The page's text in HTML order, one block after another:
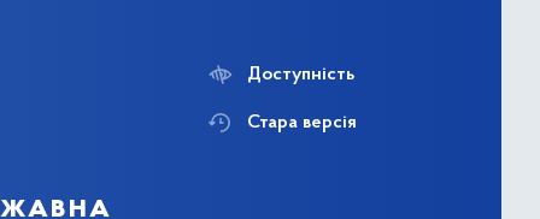
Доступність
Стара версія